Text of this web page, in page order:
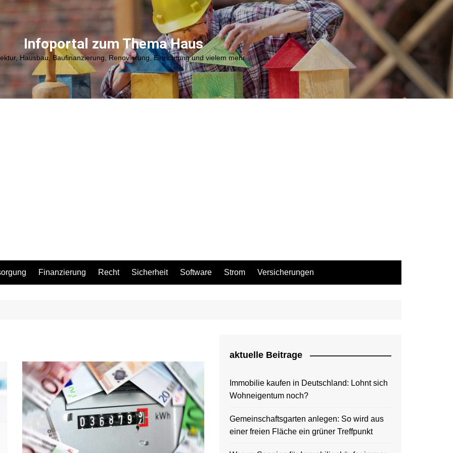
Infoportal zum Thema Haus
Hausbau, Baufinanzierung, Renovierung, Einrichtung und vielem mehr
Garten
Küche
Finanzierung Recht Sicherheit Software Strom Versicherungen
aktuelle Beitrage
Immobilie kaufen in Deutschland: Lohnt sich
Wohneigentum noch?
Gemeinschaftsgarten anlegen: So wird aus
einer freien Fläche ein grüner Treffpunkt